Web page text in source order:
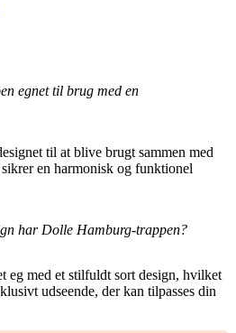
egnet til brug med en
til at blive brugt sammen med
en harmonisk og funktionel
har Dolle Hamburg-trappen?
eg med et stilfuldt sort design, hvilket
udseende, der kan tilpasses din